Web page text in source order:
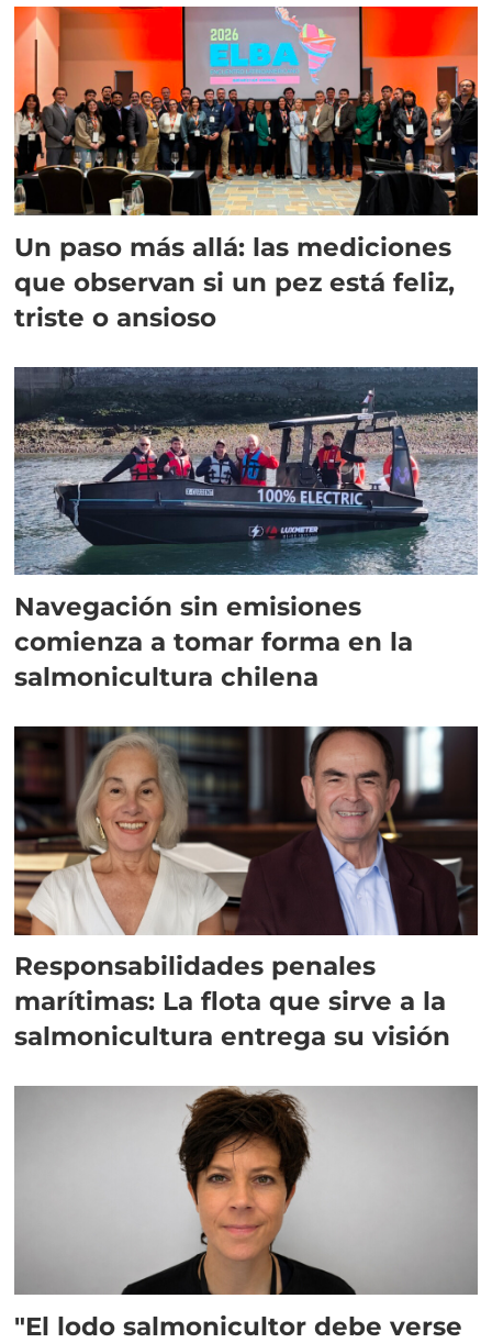
Un paso más allá: las mediciones
que observan si un pez está feliz,
triste o ansioso
Navegación sin emisiones
comienza a tomar forma en la
salmonicultura chilena
Responsabilidades penales
marítimas: La flota que sirve a la
salmonicultura entrega su visión
"El lodo salmonicultor debe verse